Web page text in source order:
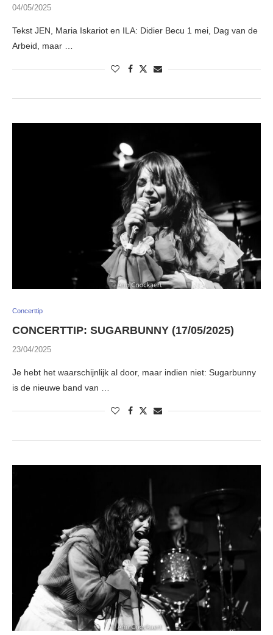
04/05/2025
Tekst JEN, Maria Iskariot en ILA: Didier Becu 1 mei, Dag van de
Arbeid, maar …
Concerttip
CONCERTTIP: SUGARBUNNY (17/05/2025)
23/04/2025
Je hebt het waarschijnlijk al door, maar indien niet: Sugarbunny
is de nieuwe band van …